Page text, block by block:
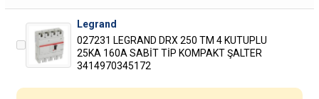
Legrand
027231 LEGRAND DRX 250 TM 4 KUTUPLU
25KA 160A SABİT TİP KOMPAKT ŞALTER
3414970345172